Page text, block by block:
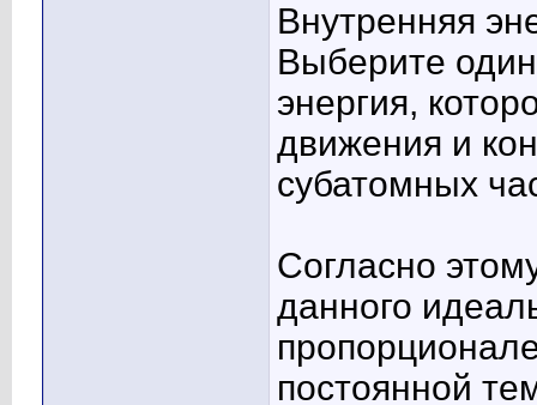
Внутренняя
Выберите
энергия,
движения и
субатомных
Согласно
данного
постоянной